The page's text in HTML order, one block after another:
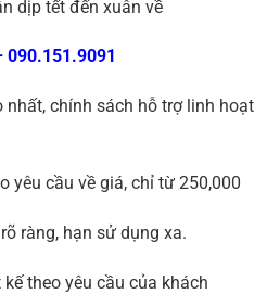
dịp tết đến xuân về
090.151.9091
nhất, chính sách hỗ trợ linh hoạt
yêu cầu về giá, chỉ từ 250,000
ràng, hạn sử dụng xa.
theo yêu cầu của khách